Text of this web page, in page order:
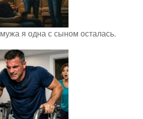
я одна с сыном осталась.